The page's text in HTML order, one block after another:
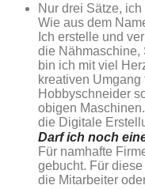
Nur drei Sätze, ich
Wie aus dem
Ich erstelle und
die Nähmaschine,
bin ich mit viel
kreativen
Hobbyschneider
obigen
die Digitale
Darf ich noch
Für namhafte
gebucht. Für
die Mitarbeiter